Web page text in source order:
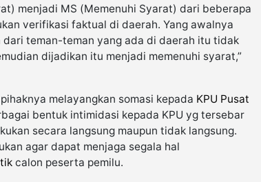
menjadi MS (Memenuhi Syarat) dari beberapa
verifikasi faktual di daerah. Yang awalnya
dari teman-teman yang ada di daerah itu tidak
dijadikan itu menjadi memenuhi syarat,”
melayangkan somasi kepada KPU Pusat
bentuk intimidasi kepada KPU yg tersebar
secara langsung maupun tidak langsung.
agar dapat menjaga segala hal
calon peserta pemilu.